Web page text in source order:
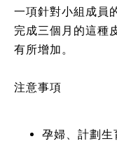
一項針對小組成員
完成三個月的這種
有所增加。
注意事項​
孕婦、計劃生